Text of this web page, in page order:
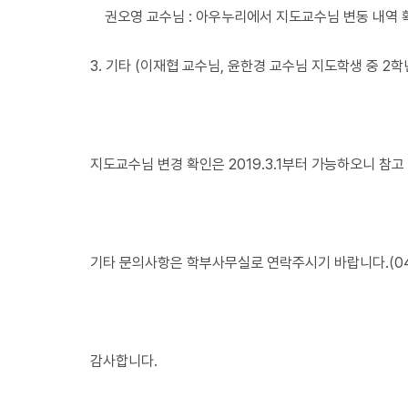
권오영 교수님 : 아우누리에서 지도교수님 변동 내역
3. 기타 (이재협 교수님, 윤한경 교수님 지도학생 중 2
지도교수님 변경 확인은 2019.3.1부터 가능하오니 참
기타 문의사항은 학부사무실로 연락주시기 바랍니다
감사합니다.